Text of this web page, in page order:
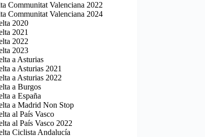
Communitat Valenciana 2022
Communitat Valenciana 2024
2020
2021
2022
2023
a Asturias
a Asturias 2021
a Asturias 2022
a Burgos
a España
a Madrid Non Stop
al País Vasco
al País Vasco 2022
Ciclista Andalucía